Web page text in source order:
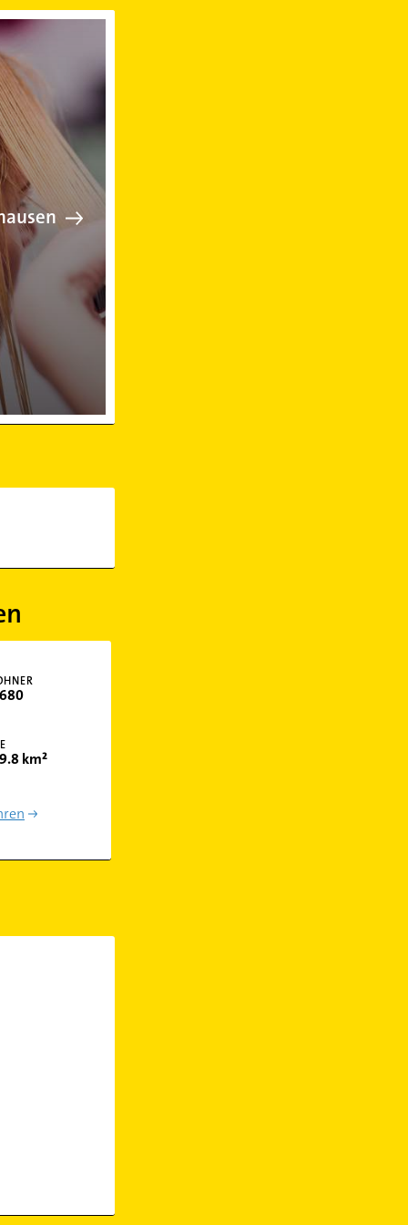
in Thedinghausen
km²